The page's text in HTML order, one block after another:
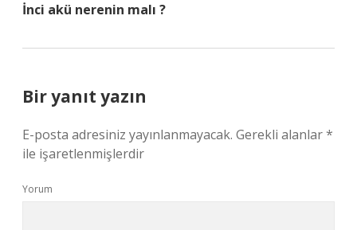
İnci akü nerenin malı ?
Bir yanıt yazın
E-posta adresiniz yayınlanmayacak. Gerekli alanlar*
ile işaretlenmişlerdir
Yorum